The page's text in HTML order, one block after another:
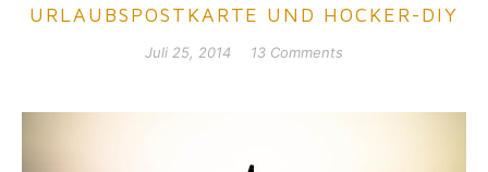
URLAUBSPOSTKARTE UND HOCKER-DIY
Juli 25, 2014 13 Comments